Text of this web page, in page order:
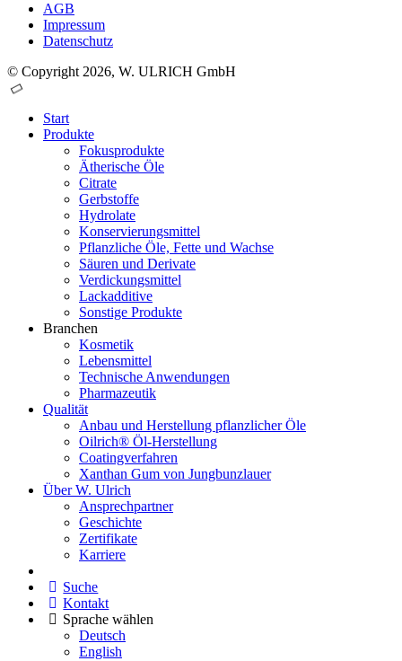
AGB
Impressum
Datenschutz
© Copyright 2026, W. ULRICH GmbH
Start
Produkte
Fokusprodukte
Ätherische Öle
Citrate
Gerbstoffe
Hydrolate
Konservierungsmittel
Pflanzliche Öle, Fette und Wachse
Säuren und Derivate
Verdickungsmittel
Lackadditive
Sonstige Produkte
Branchen
Kosmetik
Lebensmittel
Technische Anwendungen
Pharmazeutik
Qualität
Anbau und Herstellung pflanzlicher Öle
Oilrich® Öl-Herstellung
Coatingverfahren
Xanthan Gum von Jungbunzlauer
Über W. Ulrich
Ansprechpartner
Geschichte
Zertifikate
Karriere
Suche
Kontakt
Sprache wählen
Deutsch
English